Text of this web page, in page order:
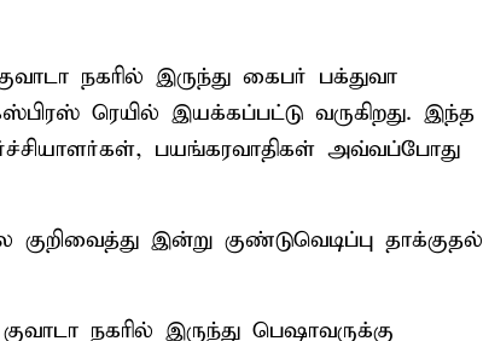
நகரில் இருந்து கைபர் பக்துவா
ரெயில் இயக்கப்பட்டு வருகிறது. இந்த
பயங்கரவாதிகள் அவ்வப்போது
இன்று குண்டுவெடிப்பு தாக்குதல்
நகரில் இருந்து பெஷாவருக்கு